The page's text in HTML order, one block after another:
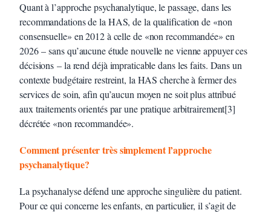
Quant à l’approche psychanalytique, le passage, dans les
recommandations de la HAS, de la qualification de «non
consensuelle» en 2012 à celle de «non recommandée» en
2026 – sans qu’aucune étude nouvelle ne vienne appuyer ces
décisions – la rend déjà impraticable dans les faits. Dans un
contexte budgétaire restreint, la HAS cherche à fermer des
services de soin, afin qu’aucun moyen ne soit plus attribué
aux traitements orientés par une pratique arbitrairement[3]
décrétée «non recommandée».
Comment présenter très simplement l’approche
psychanalytique?
La psychanalyse défend une approche singulière du patient.
Pour ce qui concerne les enfants, en particulier, il s’agit de